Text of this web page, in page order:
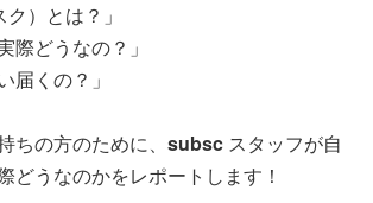
ク）とは？」
際どうなの？」
届くの？」
ちの方のために、 subsc スタッフが自
どうなのかをレポートします！